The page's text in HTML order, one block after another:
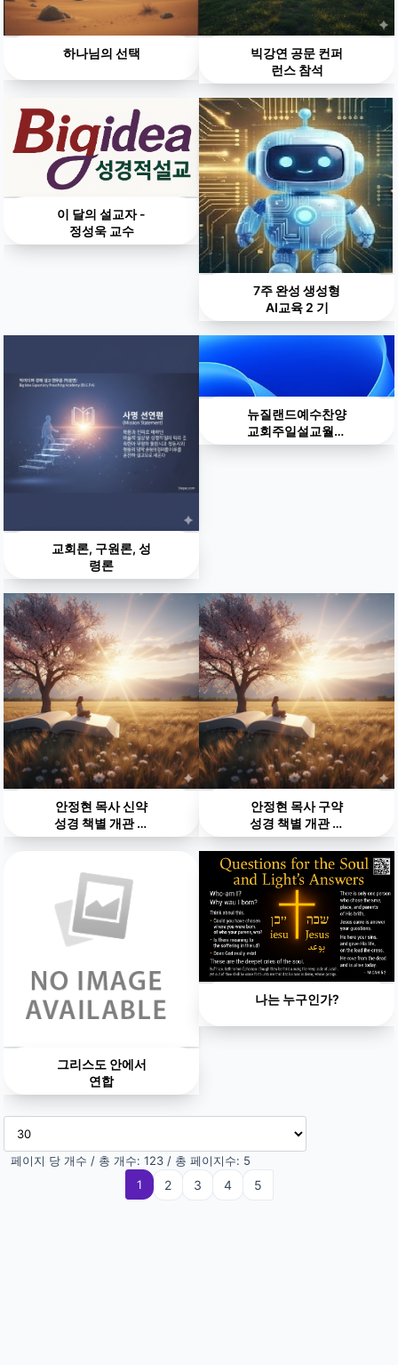
하나님의 선택
빅강연 공문 컨퍼
런스 참석
이 달의 설교자 -
정성욱 교수
7주 완성 생성형
AI교육 2 기
교회론, 구원론, 성
령론
뉴질랜드예수찬양
교회주일설교월별
리스트
안정현 목사 신약
성경 책별 개관 영
상
안정현 목사 구약
성경 책별 개관 영
상
그리스도 안에서
연합
나는 누구인가?
페이지 당 개수 / 총 개수: 123 / 총 페이지수: 5
1 (current)
2 3 4 5